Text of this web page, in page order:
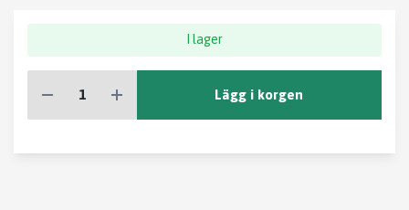
I lager
Lägg i korgen